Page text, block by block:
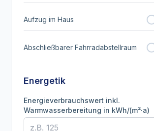
Aufzug im Haus
Abschließbarer Fahrradabstellraum
Energetik
Energieverbrauchswert inkl.
Warmwasserbereitung in kWh/(m²·a)